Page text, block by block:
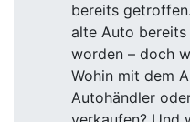
bereits
alte Auto
worden – doch
Wohin mit dem
Autohändler